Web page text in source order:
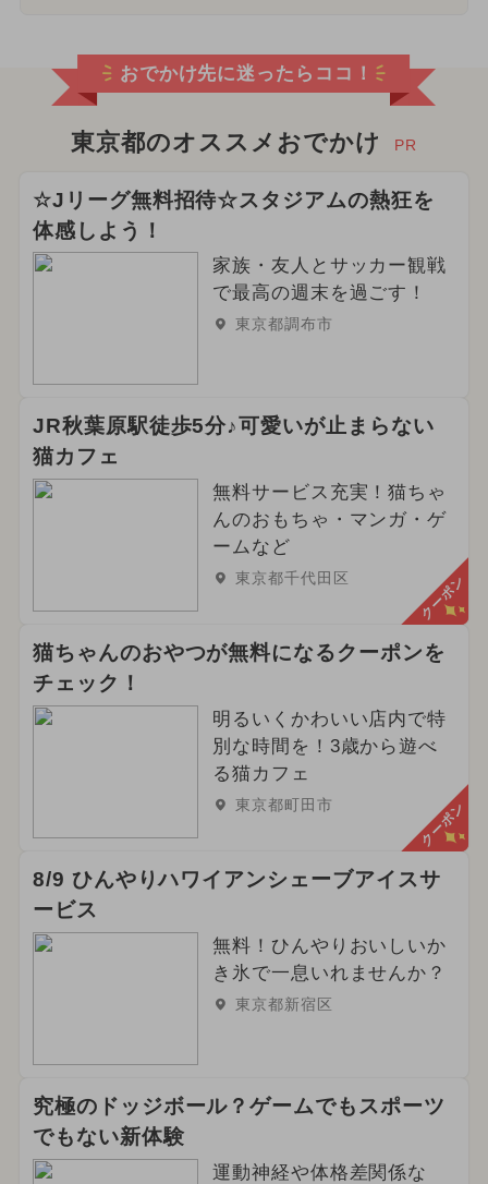
おでかけ先に迷ったらココ！
東京都のオススメおでかけ PR
☆Jリーグ無料招待☆スタジアムの熱狂を
体感しよう！
家族・友人とサッカー観戦
で最高の週末を過ごす！
東京都調布市
JR秋葉原駅徒歩5分♪可愛いが止まらない
猫カフェ
無料サービス充実！猫ちゃ
んのおもちゃ・マンガ・ゲ
ームなど
東京都千代田区 クーポン
猫ちゃんのおやつが無料になるクーポンを
チェック！
明るいくかわいい店内で特
別な時間を！3歳から遊べ
る猫カフェ
東京都町田市 クーポン
8/9 ひんやりハワイアンシェーブアイスサ
ービス
無料！ひんやりおいしいか
き氷で一息いれませんか？
東京都新宿区
究極のドッジボール？ゲームでもスポーツ
でもない新体験
運動神経や体格差関係な